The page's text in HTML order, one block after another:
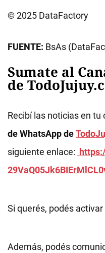
© 2025 DataFactory
FUENTE: BsAs
Sumate al
de
Recibí las noticias en tu
de WhatsApp de
siguiente enlace:
Si querés, podés
Además, podés